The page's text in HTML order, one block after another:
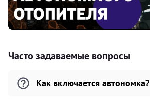
Часто задаваемые вопросы
Как включается автономка?